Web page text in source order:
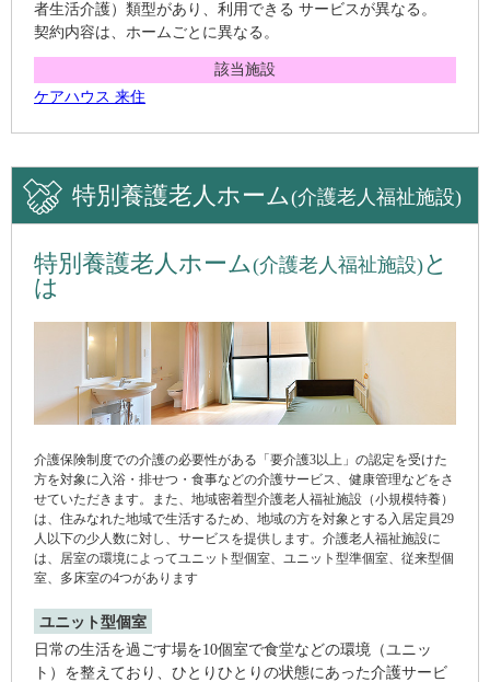
者生活介護）類型があり、利用できる サービスが異なる。
契約内容は、ホームごとに異なる。
該当施設
ケアハウス 来住
特別養護老人ホーム(介護老人福祉施設)
特別養護老人ホーム(介護老人福祉施設)と
は
介護保険制度での介護の必要性がある「要介護3以上」の認定を受けた
方を対象に入浴・排せつ・食事などの介護サービス、健康管理などをさ
せていただきます。また、地域密着型介護老人福祉施設（小規模特養）
は、住みなれた地域で生活するため、地域の方を対象とする入居定員29
人以下の少人数に対し、サービスを提供します。介護老人福祉施設に
は、居室の環境によってユニット型個室、ユニット型準個室、従来型個
室、多床室の4つがあります
ユニット型個室
日常の生活を過ごす場を10個室で食堂などの環境（ユニッ
ト）を整えており、ひとりひとりの状態にあった介護サービ